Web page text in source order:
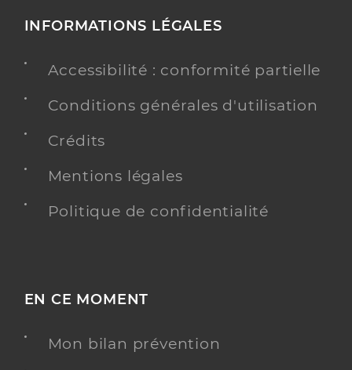
INFORMATIONS LÉGALES
Accessibilité : conformité partielle
Conditions générales d'utilisation
Crédits
Mentions légales
Politique de confidentialité
EN CE MOMENT
Mon bilan prévention